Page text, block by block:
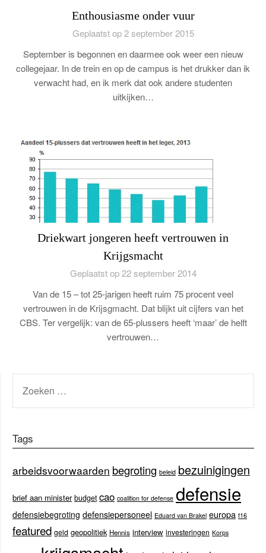
Enthousiasme onder vuur
Geplaatst op 2 september 2015
September is begonnen en daarmee ook weer een nieuw
collegejaar. In de trein en op de campus is het drukker dan ik
verwacht had, en ik merk dat ook andere studenten
uitkijken…
Driekwart jongeren heeft vertrouwen in
Krijgsmacht
Geplaatst op 22 september 2014
Van de 15 – tot 25-jarigen heeft ruim 75 procent veel
vertrouwen in de Krijsgmacht. Dat blijkt uit cijfers van het
CBS. Ter vergelijk: van de 65-plussers heeft ‘maar’ de helft
vertrouwen…
NAAR:
Tags
arbeidsvoorwaarden begroting beleid bezuinigingen
brief aan minister budget cao coalition for defense defensie
defensiebegroting defensiepersoneel Eduard van Brakel europa f16
featured geld geopolitiek Hennis interview investeringen Korps